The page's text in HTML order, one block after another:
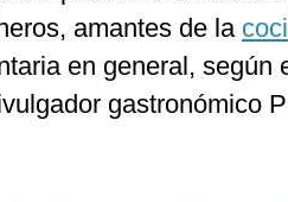
amantes de la
en general, según
gastronómico